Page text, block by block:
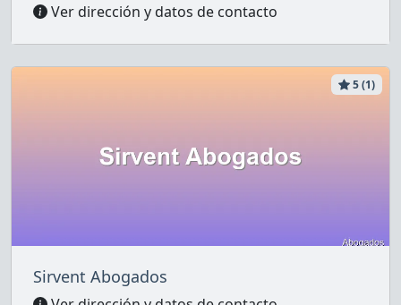
Ver dirección y datos de contacto
5 (1)
Sirvent Abogados